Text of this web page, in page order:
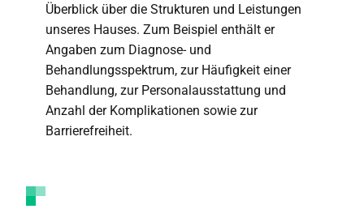
Überblick über die Strukturen und Leistungen
unseres Hauses. Zum Beispiel enthält er
Angaben zum Diagnose- und
Behandlungsspektrum, zur Häufigkeit einer
Behandlung, zur Personalausstattung und
Anzahl der Komplikationen sowie zur
Barrierefreiheit.